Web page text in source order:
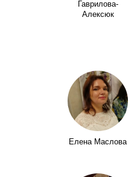
Гаврилова-
Алексюк
Елена Маслова